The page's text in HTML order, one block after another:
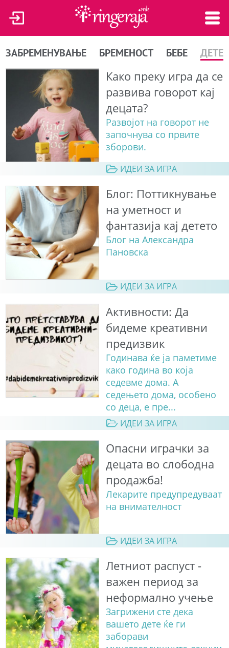
ЗАБРЕМЕНУВАЊЕ БРЕМЕНОСТ БЕБЕ ДЕТЕ
Како преку игра да се
развива говорот кај
децата?
Развојот на говорот не
започнува со првите
зборови.
ИДЕИ ЗА ИГРА
Блог: Поттикнување
на уметност и
фантазија кај детето
Блог на Александра
Пановска
ИДЕИ ЗА ИГРА
Активности: Да
бидеме креативни
предизвик
Годинава ќе ја паметиме
како година во која
седевме дома. А
седењето дома, особено
со деца, е пре...
ИДЕИ ЗА ИГРА
Опасни играчки за
децата во слободна
продажба!
Лекарите предупредуваат
на внимателност
ИДЕИ ЗА ИГРА
Летниот распуст -
важен период за
неформално учење
Загрижени сте дека
вашето дете ќе ги
заборави